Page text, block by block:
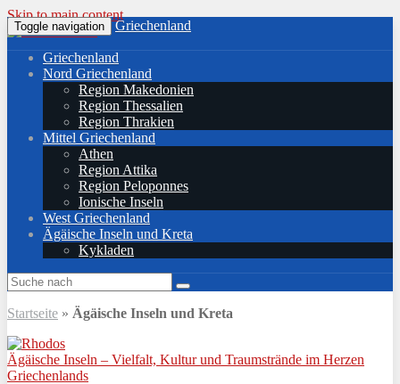
Skip to main content
Toggle navigation Griechenland
Griechenland
Nord Griechenland
Region Makedonien
Region Thessalien
Region Thrakien
Mittel Griechenland
Athen
Region Attika
Region Peloponnes
Ionische Inseln
West Griechenland
Ägäische Inseln und Kreta
Kykladen
Startseite » Ägäische Inseln und Kreta
Ägäische Inseln – Vielfalt, Kultur und Traumstrände im Herzen
Griechenlands